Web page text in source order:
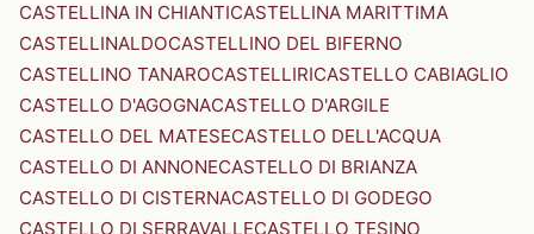
CASTELLINA IN CHIANTICASTELLINA MARITTIMA
CASTELLINALDOCASTELLINO DEL BIFERNO
CASTELLINO TANAROCASTELLIRICASTELLO CABIAGLIO
CASTELLO D'AGOGNACASTELLO D'ARGILE
CASTELLO DEL MATESECASTELLO DELL'ACQUA
CASTELLO DI ANNONECASTELLO DI BRIANZA
CASTELLO DI CISTERNACASTELLO DI GODEGO
CASTELLO DI SERRAVALLECASTELLO TESINO